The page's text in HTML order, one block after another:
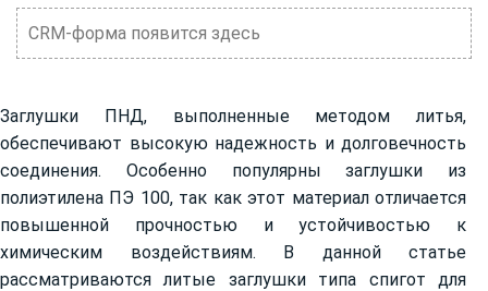
CRM-форма появится здесь
Заглушки ПНД, выполненные методом литья,
обеспечивают высокую надежность и долговечность
соединения. Особенно популярны заглушки из
полиэтилена ПЭ 100, так как этот материал отличается
повышенной прочностью и устойчивостью к
химическим воздействиям. В данной статье
рассматриваются литые заглушки типа спигот для